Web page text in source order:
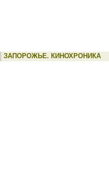
ЗАПОРОЖЬЕ. КИНОХРОНИКА